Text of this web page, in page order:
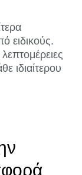
ειδικούς.
ιδιαίτερου